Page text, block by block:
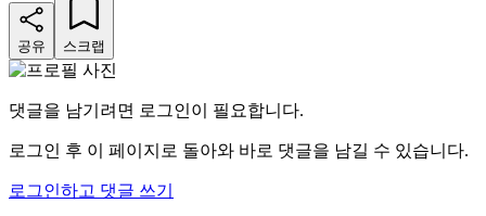
공유 스크랩
댓글을 남기려면 로그인이 필요합니다.
로그인 후 이 페이지로 돌아와 바로 댓글을 남길 수 있습니다.
로그인하고 댓글 쓰기